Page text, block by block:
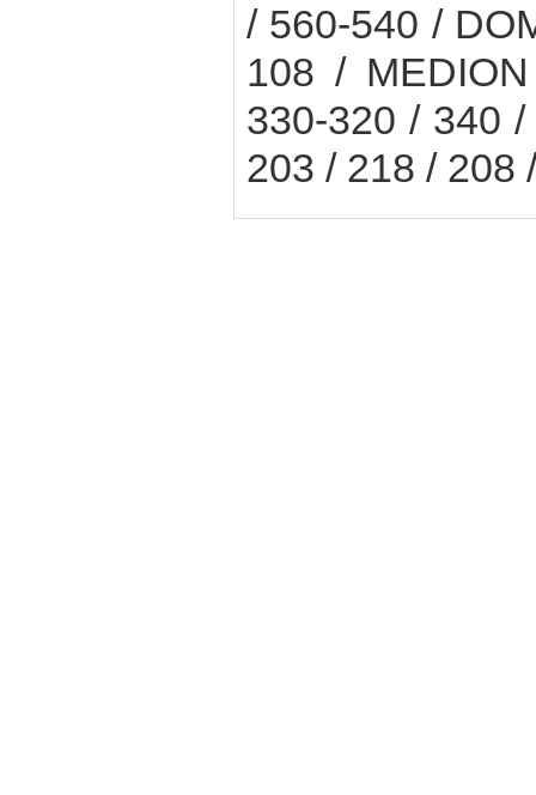
/ 560-540 /
108 /
330-320 / 340
203 / 218 / 208